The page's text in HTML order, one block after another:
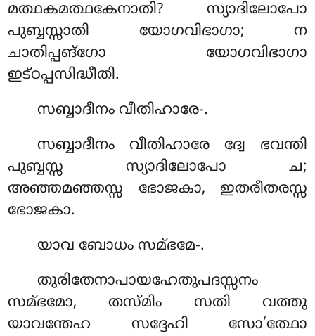
മത്ഥകമത്ഥകേനാതി? സ്യാദിലോപോ
പുബ്ബസ്സാതി യോഗവിഭാഗാ; ന
ചാതിപ്പങ്ഗോ യോഗവിഭാഗാ
ഇട്ഠപ്പസിദ്ധീതി.
സബ്ബാദീനം വീതിഹാരേ-.
സബ്ബാദീനം വീതിഹാരേ ദ്വേ ഭവന്തി
പുബ്ബസ്സ സ്യാദിലോപോ ച;
അഞ്ഞമഞ്ഞസ്സ ഭോജകാ, ഇതരീതരസ്സ
ഭോജകാ.
യാവ ബോധം സമ്ഭമേ-.
തുരിതേനാപായഹേതുപദസ്സനം
സമ്ഭമോ, തസ്മിം സതി വത്തു
യാവന്തേഹ സദ്ദേഹി സോ’ത്ഥോ